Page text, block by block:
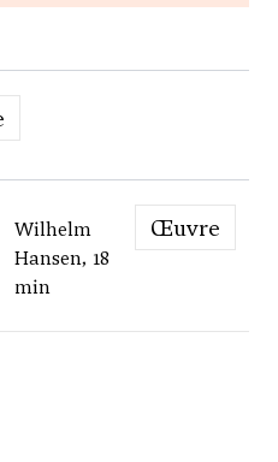
Wilhelm
Hansen, 18
min
Œuvre